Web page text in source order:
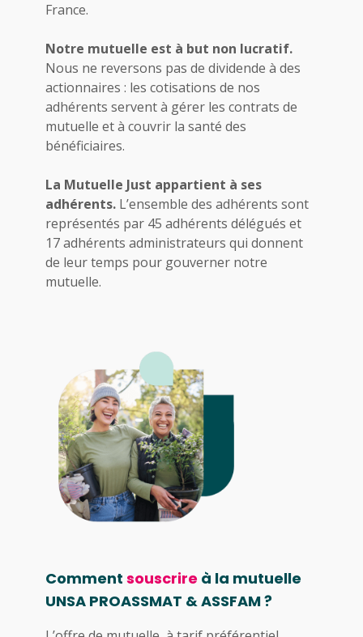
France.
Notre mutuelle est à but non lucratif.
Nous ne reversons pas de dividende à des
actionnaires : les cotisations de nos
adhérents servent à gérer les contrats de
mutuelle et à couvrir la santé des
bénéficiaires.
La Mutuelle Just appartient à ses
adhérents. L’ensemble des adhérents sont
représentés par 45 adhérents délégués et
17 adhérents administrateurs qui donnent
de leur temps pour gouverner notre
mutuelle.
Comment souscrire à la mutuelle
UNSA PROASSMAT & ASSFAM?